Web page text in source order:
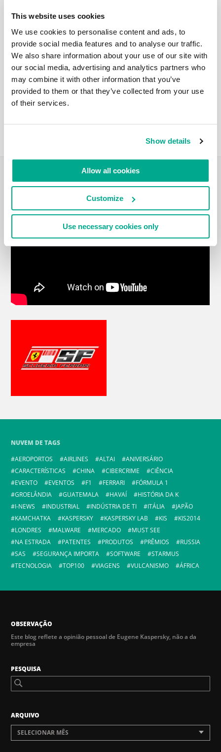
This website uses cookies
We use cookies to personalise content and ads, to
provide social media features and to analyse our traffic.
We also share information about your use of our site with
our social media, advertising and analytics partners who
may combine it with other information that you’ve
provided to them or that they’ve collected from your use
of their services.
Show details
Allow all cookies
Customize
Use necessary cookies only
UM “KUARTO” DE SÉCULO? PARECE QUE
PASSOU VOANDO, NÃO?
Fala galera! Há 25 anos e 9 dias – em 26 de junho de
1997 – a empresa que, por acaso, tem o mesmo nome
que o meu foi registrada. E foi um “início humilde” no
sentido mais verdadeiro: cerca de uma dúzia de
pessoas com rotatividade zero – mas com algum
conhecimento técnico especial […]
VLOG DE VIAGENS
NUVEM DE TAGS
AEROPORTOS
AIRLINES ALTAI
ANIVERSÁRIO
CARACTERÍSTICAS
CHINA CIBERCRIME
CIÊNCIA
EVENTO
EVENTOS F1 FERRARI
FÓRMULA 1
GROELÂNDIA
GUATEMALA HAVAÍ
HISTÓRIA DA K
I-NEWS
INDUSTRIAL INDÚSTRIA DE TI ITÁLIA
JAPÃO
KAMCHATKA
KASPERSKY KASPERSKY LAB KIS
KIS2014
LONDRES
MALWARE MERCADO
MUST SEE
NA ESTRADA
PATENTES PRODUTOS PRÊMIOS
RUSSIA
SAS
SEGURANÇA IMPORTA SOFTWARE
STARMUS
TECNOLOGIA
TOP100 VIAGENS VULCANISMO ÁFRICA
OBSERVAÇÃO
Este blog reflete a opinião pessoal de Eugene Kaspersky, não a da
empresa
PESQUISA
ARQUIVO
SELECIONAR MÊS